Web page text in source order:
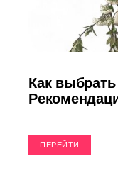
Как
ПЕРЕЙТИ